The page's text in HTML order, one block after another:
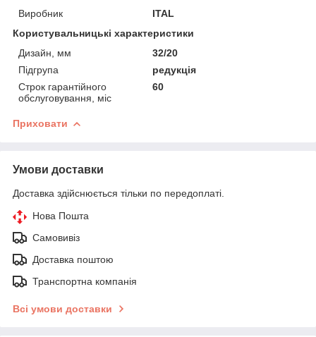
Виробник
ITAL
Користувальницькі характеристики
Дизайн, мм
32/20
Підгрупа
редукція
Строк гарантійного
обслуговування, міс
60
Приховати
Умови доставки
Доставка здійснюється тільки по передоплаті.
Нова Пошта
Самовивіз
Доставка поштою
Транспортна компанія
Всі умови доставки